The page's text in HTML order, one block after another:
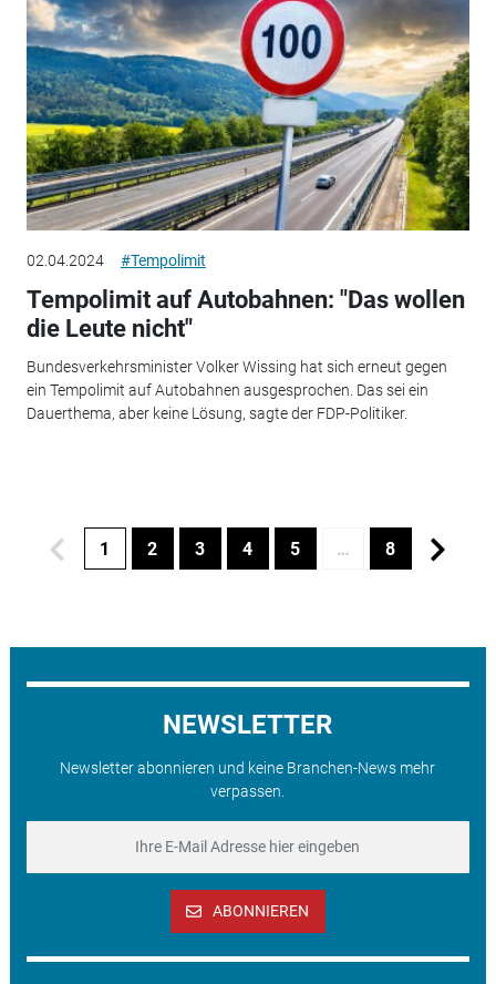
02.04.2024 #Tempolimit
Tempolimit auf Autobahnen: "Das wollen
die Leute nicht"
Bundesverkehrsminister Volker Wissing hat sich erneut gegen
ein Tempolimit auf Autobahnen ausgesprochen. Das sei ein
Dauerthema, aber keine Lösung, sagte der FDP-Politiker.
1 2 3 4 5 … 8
NEWSLETTER
Newsletter abonnieren und keine Branchen-News mehr
verpassen.
ABONNIEREN